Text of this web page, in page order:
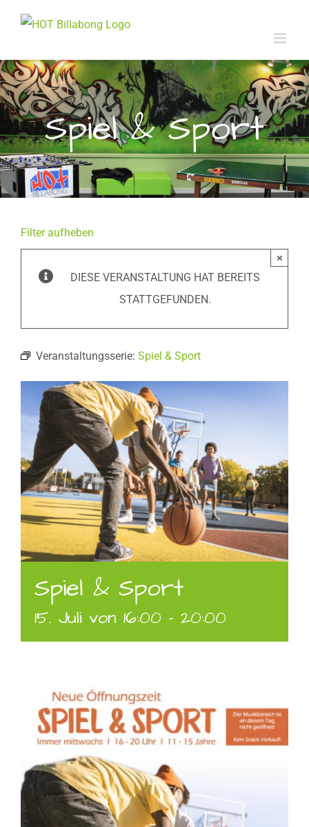
Spiel & Sport
Filter aufheben
DIESE VERANSTALTUNG HAT BEREITS
STATTGEFUNDEN.
×
Veranstaltungsserie: Spiel & Sport
Spiel & Sport
15. Juli von 16:00 - 20:00